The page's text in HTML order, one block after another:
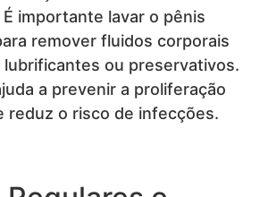
importante lavar o pênis
remover fluidos corporais
lubrificantes ou preservativos.
a prevenir a proliferação
reduz o risco de infecções.